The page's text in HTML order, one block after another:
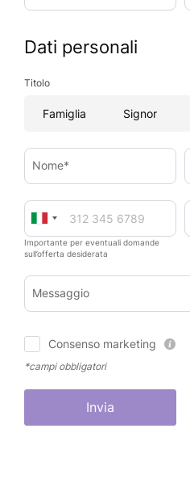
Dati personali
Titolo
Famiglia Signor
Nome*
Importante per eventuali domande
sull’offerta desiderata
Messaggio
Consenso marketing
*campi obbligatori
Invia